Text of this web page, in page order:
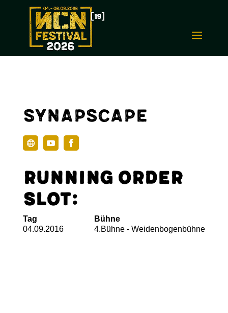
Synapscape
Running Order
Slot:
Tag
04.09.2016
Bühne
4.Bühne - Weidenbogenbühne